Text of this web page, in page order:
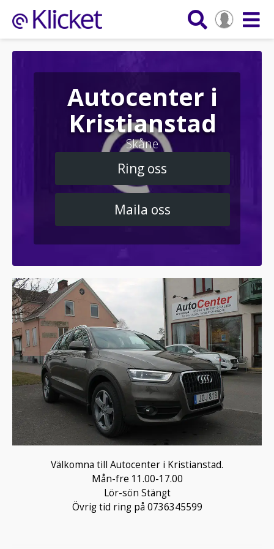
Autocenter i
Kristianstad
Skåne
Ring oss
Maila oss
Välkomna till Autocenter i Kristianstad.
Mån-fre 11.00-17.00
Lör-sön Stängt
Övrig tid ring på 0736345599